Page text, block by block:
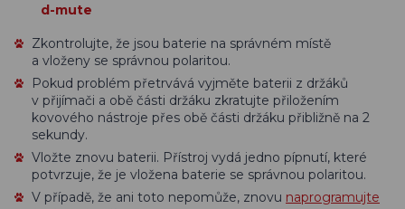
d-mute
Zkontrolujte, že jsou baterie na správném místě
a vloženy se správnou polaritou.
Pokud problém přetrvává vyjměte baterii z držáků
v přijímači a obě části držáku zkratujte přiložením
kovového nástroje přes obě části držáku přibližně na 2
sekundy.
Vložte znovu baterii. Přístroj vydá jedno pípnutí, které
potvrzuje, že je vložena baterie se správnou polaritou.
V případě, že ani toto nepomůže, znovu naprogramujte